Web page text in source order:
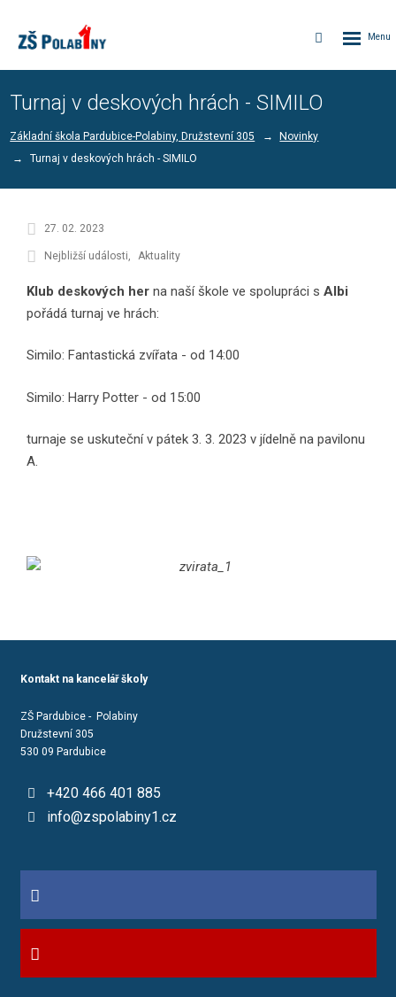
Vyhledávání
Turnaj v deskových hrách - SIMILO
Základní škola Pardubice-Polabiny, Družstevní 305
Novinky
Turnaj v deskových hrách - SIMILO
27. 02. 2023
Nejbližší události Aktuality
Klub deskových her na naší škole ve spolupráci s Albi
pořádá turnaj ve hrách:
Similo: Fantastická zvířata - od 14:00
Similo: Harry Potter - od 15:00
turnaje se uskuteční v pátek 3. 3. 2023 v jídelně na pavilonu
A.
Kontakt na kancelář školy
ZŠ Pardubice - Polabiny
Družstevní 305
530 09 Pardubice
+420 466 401 885
info@zspolabiny1.cz